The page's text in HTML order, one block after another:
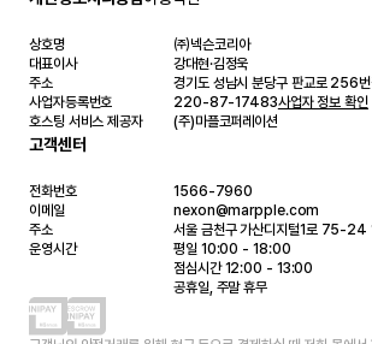
상호명
㈜넥슨코리아
대표이사
강대현·김정욱
주소
경기도 성남시 분당구 판교로 256
사업자등록번호
220-87-17483사업자 정보 확인
호스팅 서비스 제공자
(주)마플코퍼레이션
고객센터
전화번호
1566-7960
이메일
nexon@marpple.com
주소
서울 금천구 가산디지털1로 75-24
운영시간
평일 10:00 - 18:00
점심시간 12:00 - 13:00
공휴일, 주말 휴무